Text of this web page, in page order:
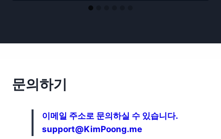
문의하기
이메일 주소로 문의하실 수 있습니다.
support@KimPoong.me